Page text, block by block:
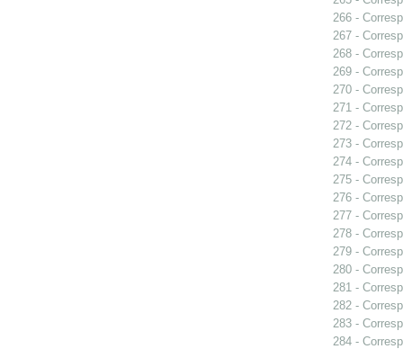
266 -
267 -
268 -
269 -
270 -
271 -
272 -
273 -
274 -
275 -
276 -
277 -
278 -
279 -
280 -
281 -
282 -
283 -
284 -